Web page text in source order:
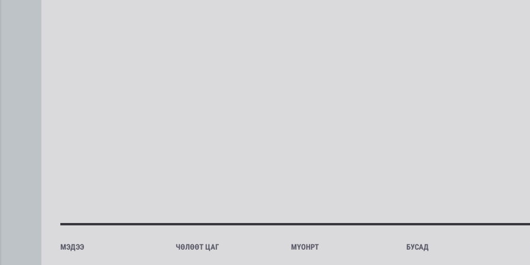
МЭДЭЭ ЧӨЛӨӨТ ЦАГ МҮОНРТ БУСАД